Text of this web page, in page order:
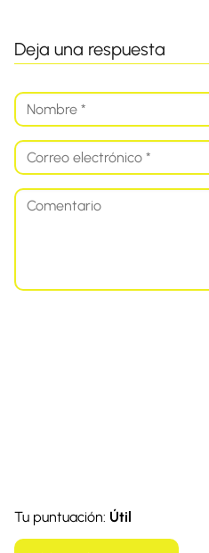
Deja una respuesta
Tu puntuación: Útil